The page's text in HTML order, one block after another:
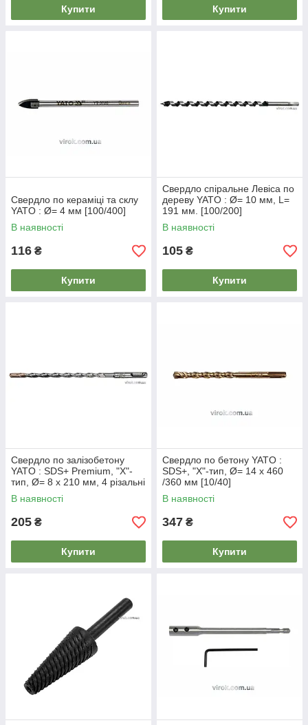
Купити Купити
Свердло по кераміці та склу
YATO : Ø= 4 мм [100/400]
В наявності
116 ₴
Купити
Свердло спіральне Левіса по
дереву YATO : Ø= 10 мм, L=
191 мм. [100/200]
В наявності
105 ₴
Купити
Свердло по залізобетону
YATO : SDS+ Premium, "Х"-
тип, Ø= 8 х 210 мм, 4 різальні
пруги [40/160]
В наявності
205 ₴
Купити
Свердло по бетону YATO :
SDS+, "Х"-тип, Ø= 14 х 460
/360 мм [10/40]
В наявності
347 ₴
Купити